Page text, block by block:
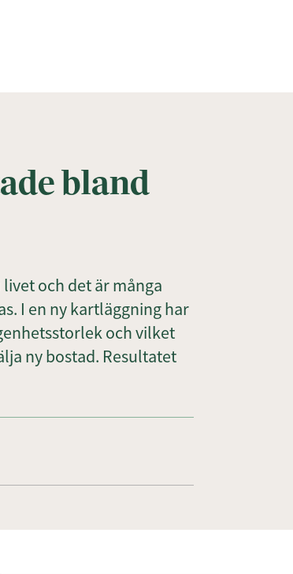
bland
och det är många
I en ny kartläggning har
och vilket
ny bostad. Resultatet